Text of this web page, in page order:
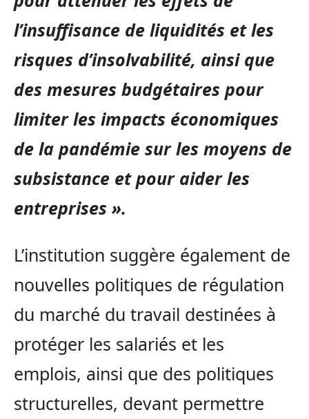
l’insuffisance de liquidités et les
risques d’insolvabilité, ainsi que
des mesures budgétaires pour
limiter les impacts économiques
de la pandémie sur les moyens de
subsistance et pour aider les
entreprises ».
L’institution suggère également de
nouvelles politiques de régulation
du marché du travail destinées à
protéger les salariés et les
emplois, ainsi que des politiques
structurelles, devant permettre